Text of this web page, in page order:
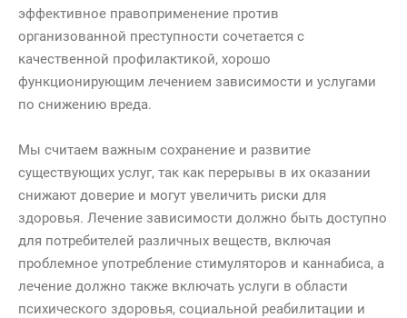
эффективное правоприменение против
организованной преступности сочетается с
качественной профилактикой, хорошо
функционирующим лечением зависимости и услугами
по снижению вреда.
Мы считаем важным сохранение и развитие
существующих услуг, так как перерывы в их оказании
снижают доверие и могут увеличить риски для
здоровья. Лечение зависимости должно быть доступно
для потребителей различных веществ, включая
проблемное употребление стимуляторов и каннабиса, а
лечение должно также включать услуги в области
психического здоровья, социальной реабилитации и